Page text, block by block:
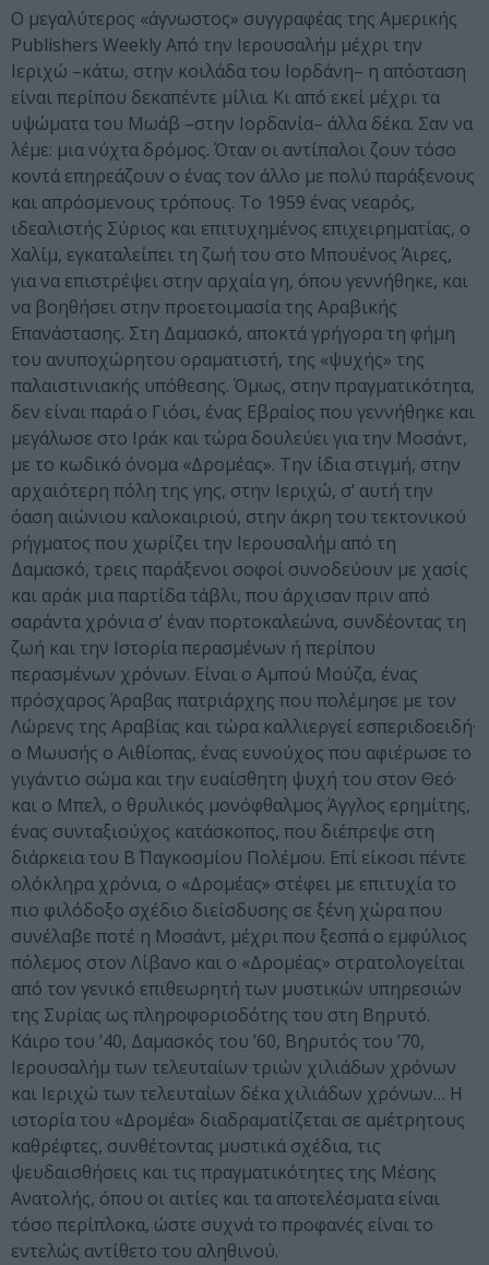
Ο μεγαλύτερος «άγνωστος» συγγραφέας της Αμερικής
Publishers Weekly Από την Ιερουσαλήμ μέχρι την
Ιεριχώ –κάτω, στην κοιλάδα του Ιορδάνη– η απόσταση
είναι περίπου δεκαπέντε μίλια. Kι από εκεί μέχρι τα
υψώματα του Μωάβ –στην Ιορδανία– άλλα δέκα. Σαν να
λέμε: μια νύχτα δρόμος. Όταν οι αντίπαλοι ζουν τόσο
κοντά επηρεάζουν ο ένας τον άλλο με πολύ παράξενους
και απρόσμενους τρόπους. Το 1959 ένας νεαρός,
ιδεαλιστής Σύριος και επιτυχημένος επιχειρηματίας, ο
Χαλίμ, εγκαταλείπει τη ζωή του στο Μπουένος Άιρες,
για να επιστρέψει στην αρχαία γη, όπου γεννήθηκε, και
να βοηθήσει στην προετοιμασία της Αραβικής
Επανάστασης. Στη Δαμασκό, αποκτά γρήγορα τη φήμη
του ανυποχώρητου οραματιστή, της «ψυχής» της
παλαιστινιακής υπόθεσης. Όμως, στην πραγματικότητα,
δεν είναι παρά ο Γιόσι, ένας Εβραίος που γεννήθηκε και
μεγάλωσε στο Ιράκ και τώρα δουλεύει για την Μοσάντ,
με το κωδικό όνομα «Δρομέας». Την ίδια στιγμή, στην
αρχαιότερη πόλη της γης, στην Ιεριχώ, σ’ αυτή την
όαση αιώνιου καλοκαιριού, στην άκρη του τεκτονικού
ρήγματος που χωρίζει την Ιερουσαλήμ από τη
Δαμασκό, τρεις παράξενοι σοφοί συνοδεύουν με χασίς
και αράκ μια παρτίδα τάβλι, που άρχισαν πριν από
σαράντα χρόνια σ’ έναν πορτοκαλεώνα, συνδέοντας τη
ζωή και την Ιστορία περασμένων ή περίπου
περασμένων χρόνων. Είναι ο Αμπού Μούζα, ένας
πρόσχαρος Άραβας πατριάρχης που πολέμησε με τον
Λώρενς της Αραβίας και τώρα καλλιεργεί εσπεριδοειδή·
ο Μωυσής ο Αιθίοπας, ένας ευνούχος που αφιέρωσε το
γιγάντιο σώμα και την ευαίσθητη ψυχή του στον Θεό·
και ο Μπελ, ο θρυλικός μονόφθαλμος Άγγλος ερημίτης,
ένας συνταξιούχος κατάσκοπος, που διέπρεψε στη
διάρκεια του Β΄ Παγκοσμίου Πολέμου. Επί είκοσι πέντε
ολόκληρα χρόνια, ο «Δρομέας» στέφει με επιτυχία το
πιο φιλόδοξο σχέδιο διείσδυσης σε ξένη χώρα που
συνέλαβε ποτέ η Μοσάντ, μέχρι που ξεσπά ο εμφύλιος
πόλεμος στον Λίβανο και ο «Δρομέας» στρατολογείται
από τον γενικό επιθεωρητή των μυστικών υπηρεσιών
της Συρίας ως πληροφοριοδότης του στη Βηρυτό.
Κάιρο του ’40, Δαμασκός του ’60, Βηρυτός του ’70,
Ιερουσαλήμ των τελευταίων τριών χιλιάδων χρόνων
και Ιεριχώ των τελευταίων δέκα χιλιάδων χρόνων… Η
ιστορία του «Δρομέα» διαδραματίζεται σε αμέτρητους
καθρέφτες, συνθέτοντας μυστικά σχέδια, τις
ψευδαισθήσεις και τις πραγματικότητες της Μέσης
Ανατολής, όπου οι αιτίες και τα αποτελέσματα είναι
τόσο περίπλοκα, ώστε συχνά το προφανές είναι το
εντελώς αντίθετο του αληθινού.